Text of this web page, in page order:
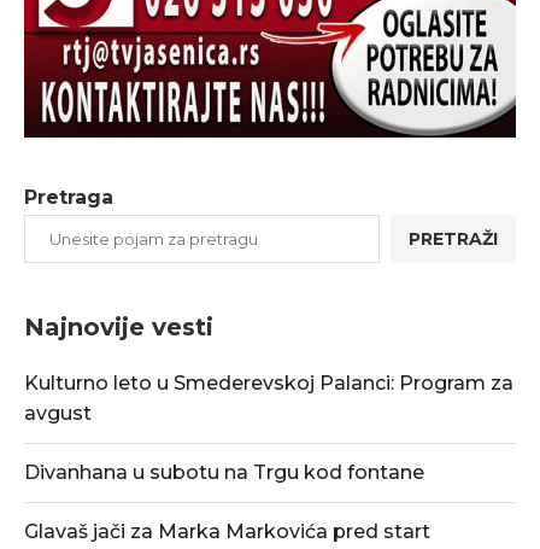
Pretraga
PRETRAŽI
Najnovije vesti
Kulturno leto u Smederevskoj Palanci: Program za
avgust
Divanhana u subotu na Trgu kod fontane
Glavaš jači za Marka Markovića pred start